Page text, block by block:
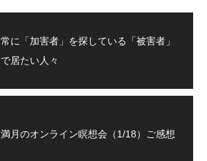
常に「加害者」を探している「被害者」
で居たい人々
満月のオンライン瞑想会（1/18）ご感想